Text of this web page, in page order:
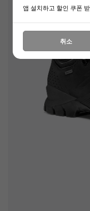
앱 설치하고 할인 쿠폰
취소